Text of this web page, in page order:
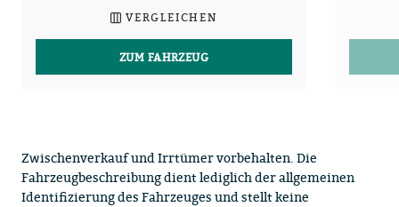
VERGLEICHEN
ZUM FAHRZEUG
Zwischenverkauf und Irrtümer vorbehalten. Die
Fahrzeugbeschreibung dient lediglich der allgemeinen
Identifizierung des Fahrzeuges und stellt keine